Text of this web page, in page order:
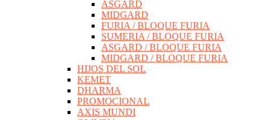
ASGARD
MIDGARD
FURIA / BLOQUE FURIA
SUMERIA / BLOQUE FURIA
ASGARD / BLOQUE FURIA
MIDGARD / BLOQUE FURIA
HIJOS DEL SOL
KEMET
DHARMA
PROMOCIONAL
AXIS MUNDI